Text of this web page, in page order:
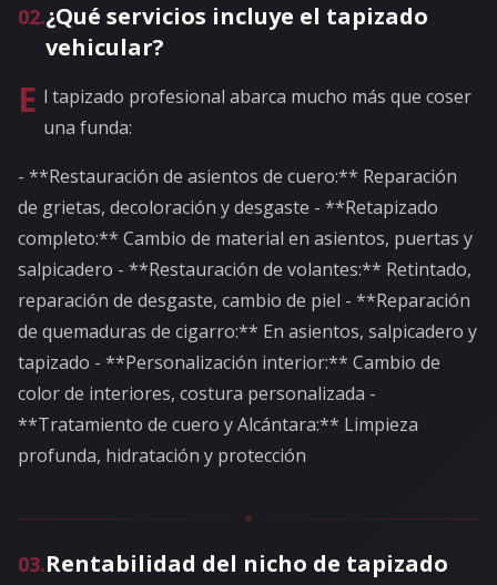
02.¿Qué servicios incluye el tapizado
vehicular?
E l tapizado profesional abarca mucho más que coser
una funda:
- **Restauración de asientos de cuero:** Reparación
de grietas, decoloración y desgaste - **Retapizado
completo:** Cambio de material en asientos, puertas y
salpicadero - **Restauración de volantes:** Retintado,
reparación de desgaste, cambio de piel - **Reparación
de quemaduras de cigarro:** En asientos, salpicadero y
tapizado - **Personalización interior:** Cambio de
color de interiores, costura personalizada -
**Tratamiento de cuero y Alcántara:** Limpieza
profunda, hidratación y protección
03.Rentabilidad del nicho de tapizado